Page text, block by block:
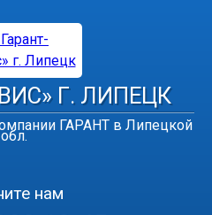
Г. ЛИПЕЦК
ГАРАНТ в Липецкой
обл.
нам